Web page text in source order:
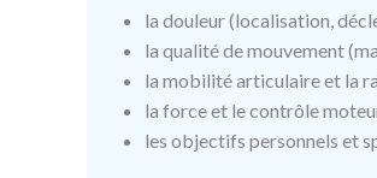
la douleur (localisation,
la qualité de mouvement
la mobilité articulaire et la
la force et le contrôle
les objectifs personnels et